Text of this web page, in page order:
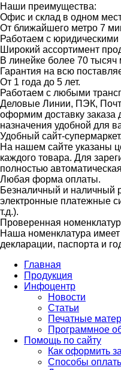
Наши преимущества:
Офис и склад в одном
От ближайшего метро 7
Работаем с
Широкий ассортимент
В линейке более 70
Гарантия на всю
От 1 года до 5 лет.
Работаем с любыми
Деловые Линии, ПЭК,
оформим доставку заказа
назначения удобной для
Удобный сайт-супермаркет.
На нашем сайте указаны
каждого товара. Для
полностью
Любая форма оплаты.
Безналичный и наличный
электронные платежные
т.д.).
Проверенная
Наша номенклатура
декларации, паспорта и
Главная
Продукция
Инфоцентр
Новости
Статьи
Печатные
Программное
Помощь по сайту
Как оформить
Способы